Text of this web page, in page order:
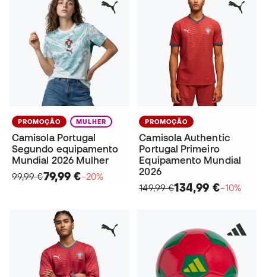
PROMOÇÃO MULHER
Camisola Portugal
Segundo equipamento
Mundial 2026 Mulher
99,99 €79,99 €−20%
PROMOÇÃO
Camisola Authentic
Portugal Primeiro
Equipamento Mundial
2026
149,99 €134,99 €−10%